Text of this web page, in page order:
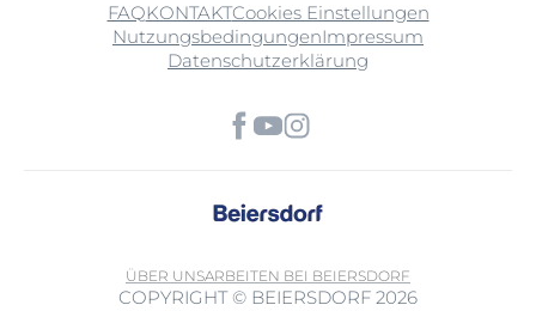
FAQKONTAKTCookies Einstellungen
NutzungsbedingungenImpressum
Datenschutzerklärung
ÜBER UNSARBEITEN BEI BEIERSDORF
COPYRIGHT © BEIERSDORF 2026